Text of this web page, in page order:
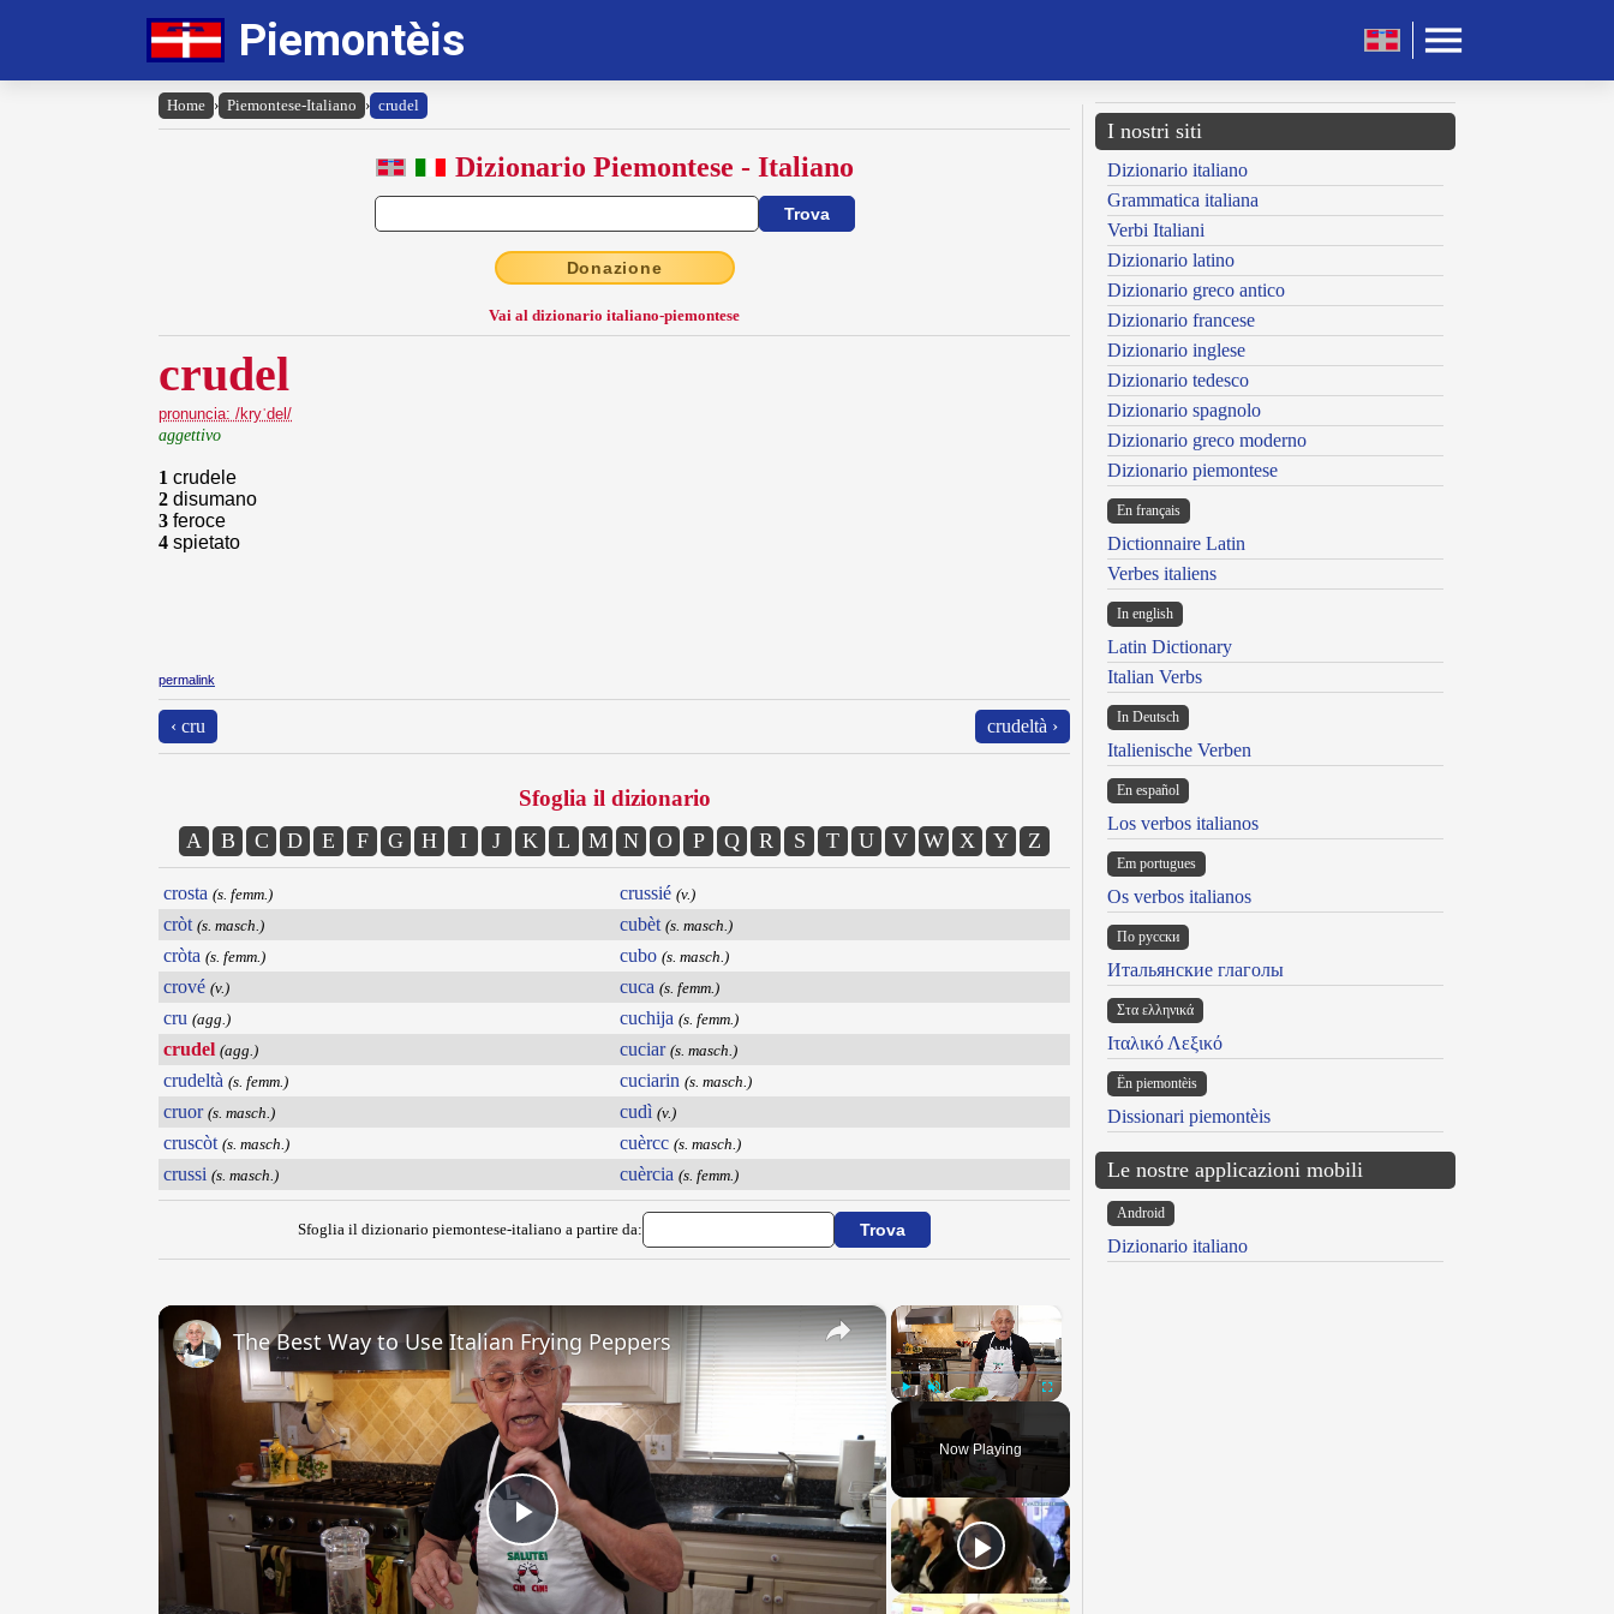
Piemontèis
Home › Piemontese-Italiano › crudel
Dizionario Piemontese - Italiano
Donazione
Vai al dizionario italiano-piemontese
crudel
pronuncia: /kryˈdel/
aggettivo
1 crudele
2 disumano
3 feroce
4 spietato
permalink
‹ cru crudeltà ›
Sfoglia il dizionario
A B C D E F G H I J K L M N O P Q R S T U V W X Y Z
crosta (s. femm.)
cròt (s. masch.)
cròta (s. femm.)
crové (v.)
cru (agg.)
crudel (agg.)
crudeltà (s. femm.)
cruor (s. masch.)
cruscòt (s. masch.)
crussi (s. masch.)
crussié (v.)
cubèt (s. masch.)
cubo (s. masch.)
cuca (s. femm.)
cuchija (s. femm.)
cuciar (s. masch.)
cuciarin (s. masch.)
cudì (v.)
cuèrcc (s. masch.)
cuèrcia (s. femm.)
Sfoglia il dizionario piemontese-italiano a partire da:
Fullscreen
Now Playing
×
Play
The Best Way to Use Italian Frying Peppers
I nostri siti
Dizionario italiano
Grammatica italiana
Verbi Italiani
Dizionario latino
Dizionario greco antico
Dizionario francese
Dizionario inglese
Dizionario tedesco
Dizionario spagnolo
Dizionario greco moderno
Dizionario piemontese
En français
Dictionnaire Latin
Verbes italiens
In english
Latin Dictionary
Italian Verbs
In Deutsch
Italienische Verben
En español
Los verbos italianos
Em portugues
Os verbos italianos
По русски
Итальянские глаголы
Στα ελληνικά
Ιταλικό Λεξικό
Ën piemontèis
Dissionari piemontèis
Le nostre applicazioni mobili
Android
Dizionario italiano